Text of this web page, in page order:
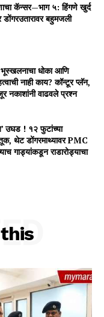
कॅन्सर—भाग ५: हिंगणे खुर्द
बहुमजली
धोका आणि
नाही काय? कॉन्टूर प्लॅन,
नकाशांनी वाढवले प्रश्न
उघड ! १२ फुटांच्या
थेट डोंगरमाथ्यावर PMC
गाड्यांकडून राडारोड्याचा